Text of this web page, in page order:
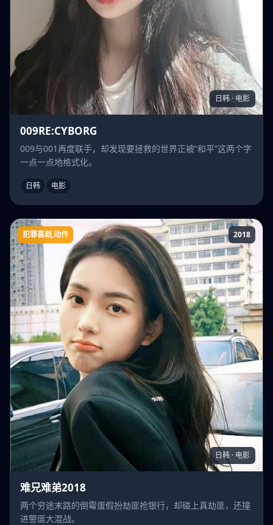
日韩 · 电影
009RE:CYBORG
009与001再度联手，却发现要拯救的世界正被“和平”这两个字
一点一点地格式化。
日韩 电影
难兄难弟2018
犯罪喜剧,动作 2018
日韩 · 电影
难兄难弟2018
两个穷途末路的倒霉蛋假扮劫匪抢银行，却碰上真劫匪，还撞
进警匪大混战。